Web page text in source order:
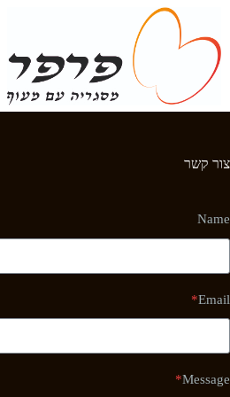
content
צור קשר
Name
Email
*
Message
*